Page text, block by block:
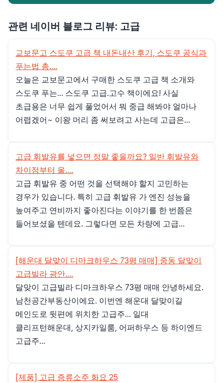
관련 네이버 블로그 리뷰: 고급
교보문고 스도쿠 고급 책 내돈내산 후기, 스도쿠 공식과
푸는법 총....
오늘은 교보문고에서 구매한 스도쿠 고급 책 소개와
스도쿠 푸는... 스도쿠 고급.고수 책이에요! 사실
초급용은 너무 쉽게 풀었어서 뭐 중급 해봐야 얼마나
어렵겠어~ 이왕 머리 좀 써보려고 사는데 고급은...
고급 휘발유를 넣으면 정말 좋을까요? 일반 휘발유와
차이점부터 올....
고급 휘발유 중 어떤 것을 선택해야 할지 고민하는
경우가 있습니다. 특히 고급 휘발유 가 엔진 성능을
높여주고 연비까지 좋아진다는 이야기를 한 번쯤은
들어보셨을 텐데요. 그렇다면 모든 차량에 고급...
[해운대 달맞이 디마크하우스 73평 매매] 중동 달맞이
고급빌라 광안....
달맞이 고급빌라 디마크하우스 73평 매매 안녕하세요.
남천공간부동산이에요. 이번엔 해운대 달맞이길
메인도로 뒷편에 위치한 고급주... 일대
클리프턴해운대, 상지카일룸, 어퍼하우스 등 하이엔드
고급주...
[제품] 고급 증류소주 화요 25